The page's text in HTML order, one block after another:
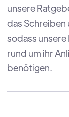
unsere
das Schreiben
sodass unsere
rund um ihr
benötigen.